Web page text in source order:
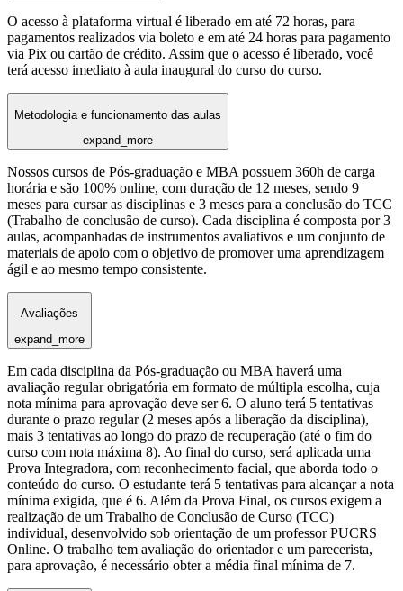
O acesso à plataforma virtual é liberado em até 72 horas, para
pagamentos realizados via boleto e em até 24 horas para pagamento
via Pix ou cartão de crédito. Assim que o acesso é liberado, você
terá acesso imediato à aula inaugural do curso do curso.
Metodologia e funcionamento das aulas
expand_more
Nossos cursos de Pós-graduação e MBA possuem 360h de carga
horária e são 100% online, com duração de 12 meses, sendo 9
meses para cursar as disciplinas e 3 meses para a conclusão do TCC
(Trabalho de conclusão de curso). Cada disciplina é composta por 3
aulas, acompanhadas de instrumentos avaliativos e um conjunto de
materiais de apoio com o objetivo de promover uma aprendizagem
ágil e ao mesmo tempo consistente.
Avaliações
expand_more
Em cada disciplina da Pós-graduação ou MBA haverá uma
avaliação regular obrigatória em formato de múltipla escolha, cuja
nota mínima para aprovação deve ser 6. O aluno terá 5 tentativas
durante o prazo regular (2 meses após a liberação da disciplina),
mais 3 tentativas ao longo do prazo de recuperação (até o fim do
curso com nota máxima 8). Ao final do curso, será aplicada uma
Prova Integradora, com reconhecimento facial, que aborda todo o
conteúdo do curso. O estudante terá 5 tentativas para alcançar a nota
mínima exigida, que é 6. Além da Prova Final, os cursos exigem a
realização de um Trabalho de Conclusão de Curso (TCC)
individual, desenvolvido sob orientação de um professor PUCRS
Online. O trabalho tem avaliação do orientador e um parecerista,
para aprovação, é necessário obter a média final mínima de 7.